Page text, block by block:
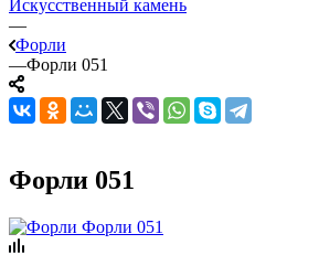
Искусственный камень
—
Форли
—Форли 051
Форли 051